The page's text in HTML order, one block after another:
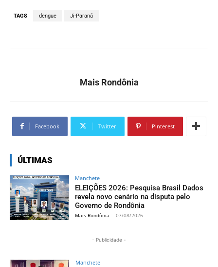
TAGS dengue Ji-Paraná
Mais Rondônia
Facebook Twitter Pinterest
ÚLTIMAS
Manchete
ELEIÇÕES 2026: Pesquisa Brasil Dados
revela novo cenário na disputa pelo
Governo de Rondônia
Mais Rondônia - 07/08/2026
- Publicidade -
Manchete